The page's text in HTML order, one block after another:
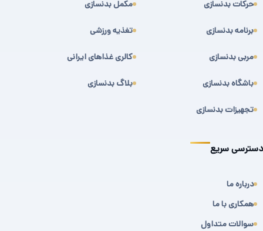
حرکات بدنسازی
برنامه بدنسازی
مربی بدنسازی
باشگاه بدنسازی
تجهیزات بدنسازی
مکمل بدنسازی
تغذیه ورزشی
کالری غذاهای ایرانی
بلاگ بدنسازی
دسترسی سریع
درباره ما
همکاری با ما
سوالات متداول